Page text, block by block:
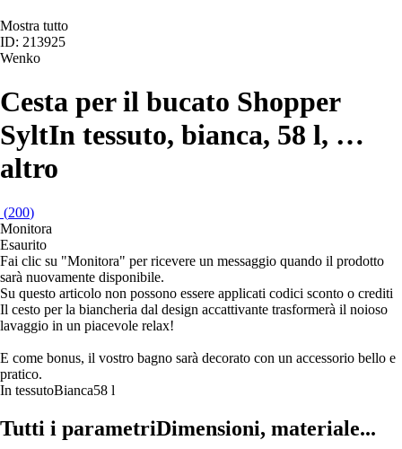
Mostra tutto
ID: 213925
Wenko
Cesta per il bucato Shopper
SyltIn tessuto, bianca, 58 l, …
altro
(200)
Monitora
Esaurito
Fai clic su "Monitora" per ricevere un messaggio quando il prodotto
sarà nuovamente disponibile.
Su questo articolo non possono essere applicati codici sconto o crediti
Il cesto per la biancheria dal design accattivante trasformerà il noioso
lavaggio in un piacevole relax!
E come bonus, il vostro bagno sarà decorato con un accessorio bello e
pratico.
In tessutoBianca58 l
Tutti i parametriDimensioni, materiale...